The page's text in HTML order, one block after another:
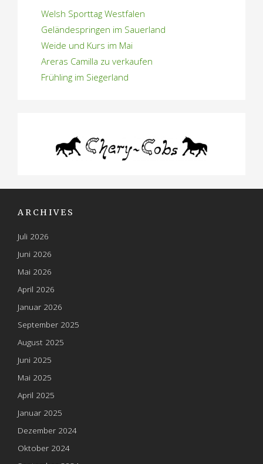
Welsh Sporttag Westfalen
Geländespringen im Sauerland
Weide und Kurs im Mai
Areras Camilla zu verkaufen
Frühling im Siegerland
ARCHIVES
Juli 2026
Juni 2026
Mai 2026
April 2026
Januar 2026
September 2025
August 2025
Juni 2025
Mai 2025
April 2025
Januar 2025
Dezember 2024
Oktober 2024